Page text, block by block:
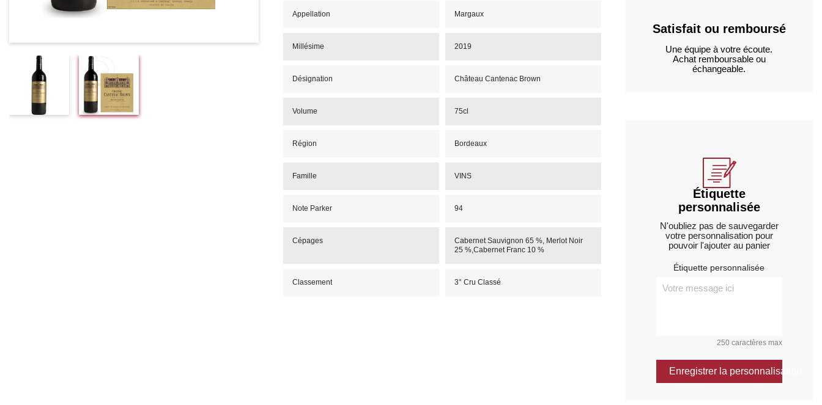
Appellation Margaux
Millésime 2019
Désignation Château Cantenac Brown
Volume 75cl
Région Bordeaux
Famille VINS
Note Parker 94
Cépages
Cabernet Sauvignon 65 %, Merlot Noir
25 %,Cabernet Franc 10 %
Classement 3° Cru Classé
Satisfait ou remboursé
Une équipe à votre écoute.
Achat remboursable ou
échangeable.
Étiquette
personnalisée
N'oubliez pas de sauvegarder
votre personnalisation pour
pouvoir l'ajouter au panier
Étiquette personnalisée
250 caractères max
Enregistrer la personnalisation